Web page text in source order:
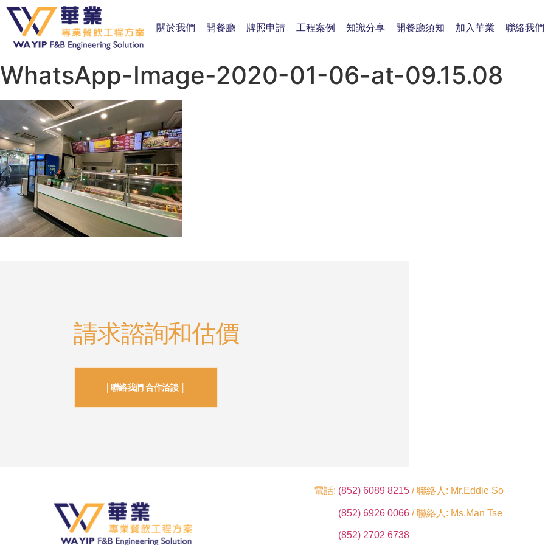
關於我們 開餐廳 牌照申請 工程案例 知識分享 開餐廳須知 加入華業 聯絡我們
WhatsApp-Image-2020-01-06-at-09.15.08
請求諮詢和估價
│聯絡我們 合作洽談 │
電話: (852) 6089 8215 / 聯絡人: Mr.Eddie So
(852) 6926 0066/ 聯絡人: Ms.Man Tse
(852) 2702 6738